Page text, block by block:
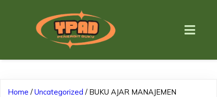
Home /Uncategorized / BUKU AJAR MANAJEMEN